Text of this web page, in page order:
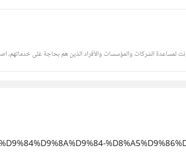
لمساعدة الشركات والمؤسسات والأفراد الذين هم بحاجة غلى خدماتهم،